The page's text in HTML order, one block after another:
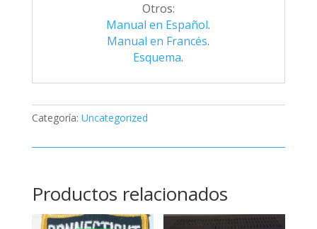
Otros:
Manual en Español.
Manual en Francés.
Esquema.
Categoría: Uncategorized
Productos relacionados